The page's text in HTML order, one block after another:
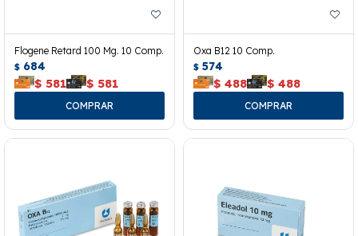
Flogene Retard 100 Mg. 10 Comp.
$ 684
$ 581 $ 581
Oxa B12 10 Comp.
$ 574
$ 488 $ 488